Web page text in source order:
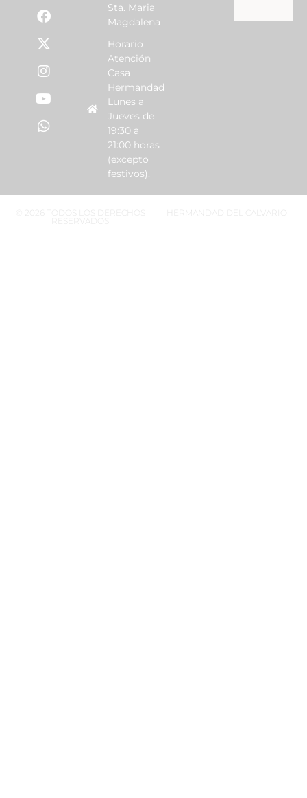
Sta. Maria
Magdalena
Horario
Atención
Casa
Hermandad
Lunes a
Jueves de
19:30 a
21:00 horas
(excepto
festivos).
HERMANDAD DEL CALVARIO